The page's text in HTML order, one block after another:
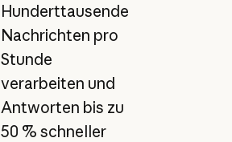
Hunderttausende
Nachrichten pro
Stunde
verarbeiten und
Antworten bis zu
50 % schneller